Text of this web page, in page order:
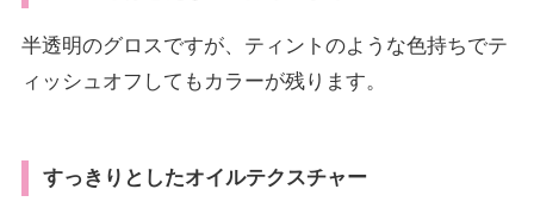
半透明のグロスですが、ティントのような色持ちでテ
ィッシュオフしてもカラーが残ります。
すっきりとしたオイルテクスチャー